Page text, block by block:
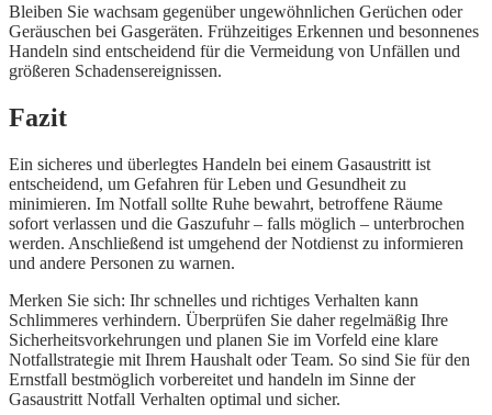
Bleiben Sie wachsam gegenüber ungewöhnlichen Gerüchen oder
Geräuschen bei Gasgeräten. Frühzeitiges Erkennen und besonnenes
Handeln sind entscheidend für die Vermeidung von Unfällen und
größeren Schadensereignissen.
Fazit
Ein sicheres und überlegtes Handeln bei einem Gasaustritt ist
entscheidend, um Gefahren für Leben und Gesundheit zu
minimieren. Im Notfall sollte Ruhe bewahrt, betroffene Räume
sofort verlassen und die Gaszufuhr – falls möglich – unterbrochen
werden. Anschließend ist umgehend der Notdienst zu informieren
und andere Personen zu warnen.
Merken Sie sich: Ihr schnelles und richtiges Verhalten kann
Schlimmeres verhindern. Überprüfen Sie daher regelmäßig Ihre
Sicherheitsvorkehrungen und planen Sie im Vorfeld eine klare
Notfallstrategie mit Ihrem Haushalt oder Team. So sind Sie für den
Ernstfall bestmöglich vorbereitet und handeln im Sinne der
Gasaustritt Notfall Verhalten optimal und sicher.